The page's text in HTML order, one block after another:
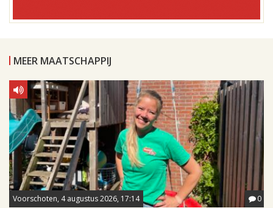
MEER MAATSCHAPPIJ
Voorschoten, 4 augustus 2026, 17:14 0